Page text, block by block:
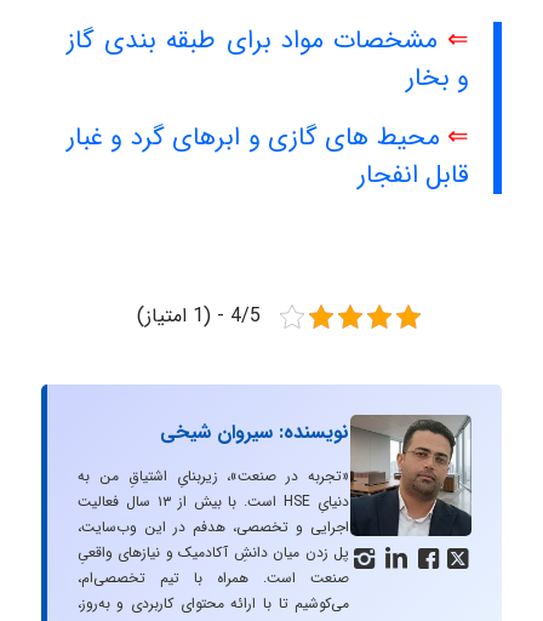
⇐ مشخصات مواد برای طبقه بندی گاز
و بخار
⇐ محیط های گازی و ابرهای گرد و غبار
قابل انفجار
4/5 - (1 امتیاز)
   
نویسنده: سیروان شیخی
«تجربه در صنعت»، زیربنایِ اشتیاقِ من به
دنیایِ HSE است. با بیش از ۱۳ سال فعالیت
اجرایی و تخصصی، هدفم در این وب‌سایت،
پل زدن میان دانشِ آکادمیک و نیازهای واقعیِ
صنعت است. همراه با تیم تخصصی‌ام،
می‌کوشیم تا با ارائه محتوای کاربردی و به‌روز،